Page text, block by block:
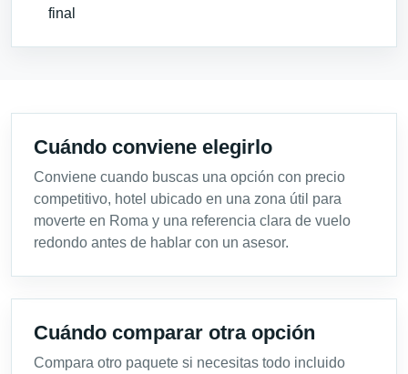
final
Cuándo conviene elegirlo
Conviene cuando buscas una opción con precio
competitivo, hotel ubicado en una zona útil para
moverte en Roma y una referencia clara de vuelo
redondo antes de hablar con un asesor.
Cuándo comparar otra opción
Compara otro paquete si necesitas todo incluido